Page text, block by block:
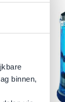
binnen,